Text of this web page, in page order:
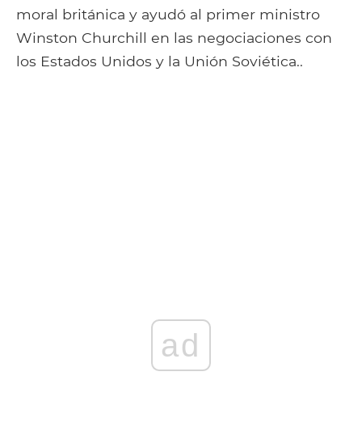
moral británica y ayudó al primer ministro
Winston Churchill en las negociaciones con
los Estados Unidos y la Unión Soviética..
ad